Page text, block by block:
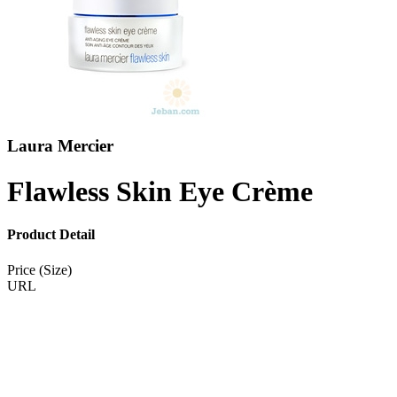
Laura Mercier
Flawless Skin Eye Crème
Product Detail
Price (Size)
URL